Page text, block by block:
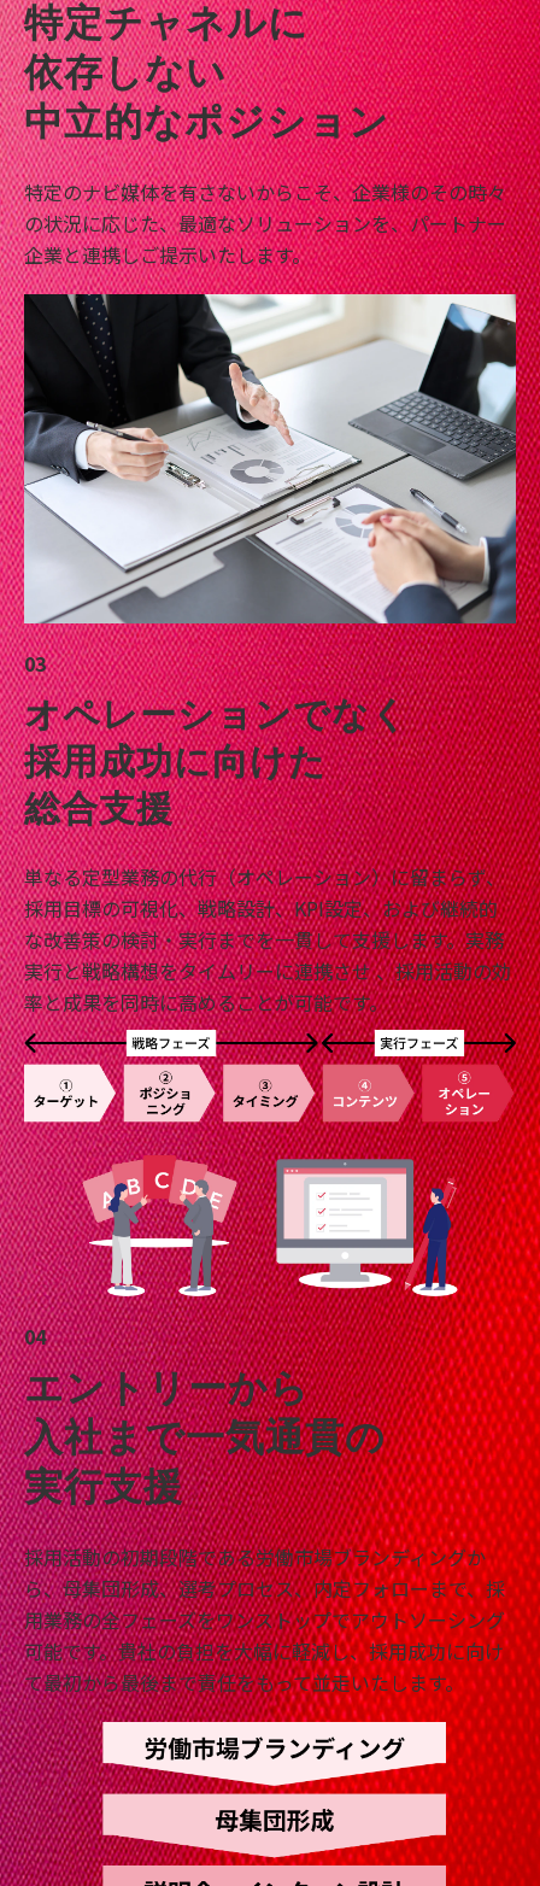
特定チャネルに
依存しない
中立的なポジション
特定のナビ媒体を有さないからこそ、企業様のその時々
の状況に応じた、最適なソリューションを、パートナー
企業と連携しご提示いたします。
03
オペレーションでなく
採用成功に向けた
総合支援
単なる定型業務の代行（オペレーション）に留まらず、
採用目標の可視化、戦略設計、KPI設定、および継続的
な改善策の検討・実行までを一貫して支援します。実務
実行と戦略構想をタイムリーに連携させ 、採用活動の効
率と成果を同時に高めることが可能です。
04
エントリーから
入社まで一気通貫の
実行支援
採用活動の初期段階である労働市場ブランディングか
ら、母集団形成、選考プロセス、内定フォローまで、採
用業務の全フェーズをワンストップでアウトソーシング
可能です。貴社の負担を大幅に軽減し、採用成功に向け
て最初から最後まで責任をもって並走いたします。